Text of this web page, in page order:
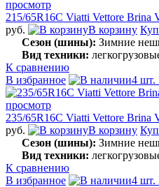
просмотр
215/65R16C Viatti Vettore Brina
руб.
В корзину
Сезон (шины): Зимние
Вид техники:
К сравнению
В избранное
4 шт.
просмотр
235/65R16C Viatti Vettore Brina
руб.
В корзину
Сезон (шины): Зимние
Вид техники:
К сравнению
В избранное
4 шт.